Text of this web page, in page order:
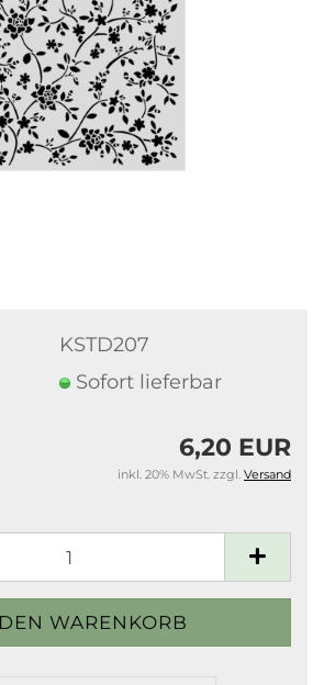
KSTD207
Sofort lieferbar
6,20 EUR
inkl. 20% MwSt. zzgl. Versand